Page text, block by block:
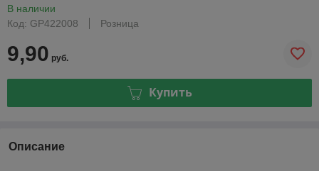
В наличии
Код: GP422008
Розница
9,90 руб.
Купить
Описание